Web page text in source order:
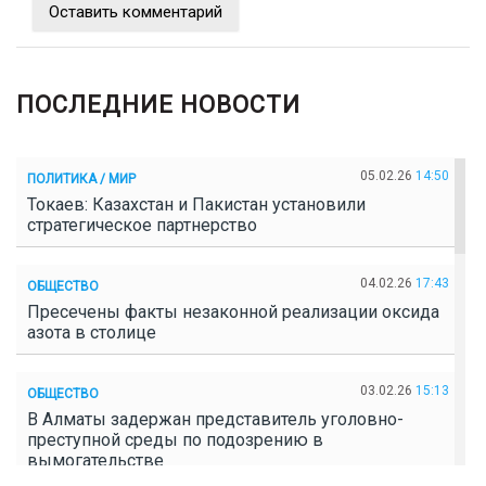
Оставить комментарий
ПОСЛЕДНИЕ НОВОСТИ
ПОЛИТИКА / МИР 05.02.26 14:50
Токаев: Казахстан и Пакистан установили
стратегическое партнерство
ОБЩЕСТВО 04.02.26 17:43
Пресечены факты незаконной реализации оксида
азота в столице
ОБЩЕСТВО 03.02.26 15:13
В Алматы задержан представитель уголовно-
преступной среды по подозрению в
вымогательстве